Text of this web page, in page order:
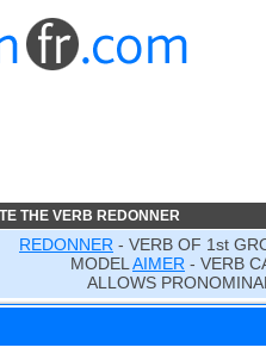
THE VERB REDONNER
REDONNER - VERB OF 1st
MODEL AIMER - VERB
ALLOWS